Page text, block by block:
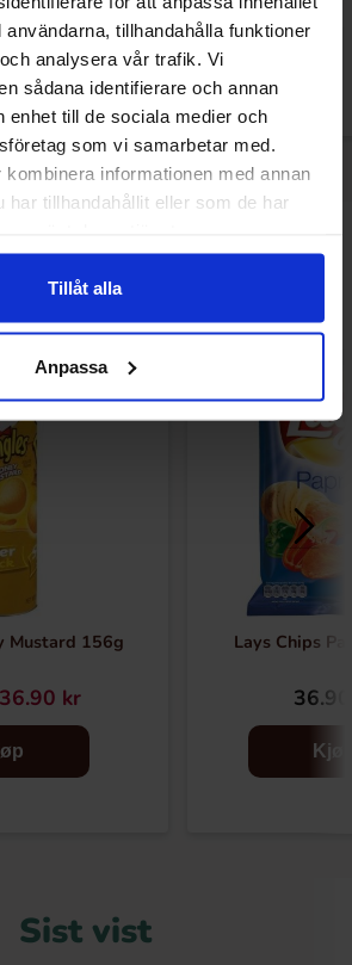
tillhandahålla funktioner
analysera vår trafik. Vi
sådana identifierare och annan
enhet till de sociala medier och
som vi samarbetar med.
informationen med annan
har tillhandahållit eller som de har
Tillåt alla
Anpassa
kjøpte også
Mustard 156g
36.90 kr
Lays Chips
Sist vist